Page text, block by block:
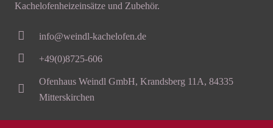
Kachelofenheizeinsätze und Zubehör.
info@weindl-kachelofen.de
+49(0)8725-606
Ofenhaus Weindl GmbH, Krandsberg 11A, 84335
Mitterskirchen